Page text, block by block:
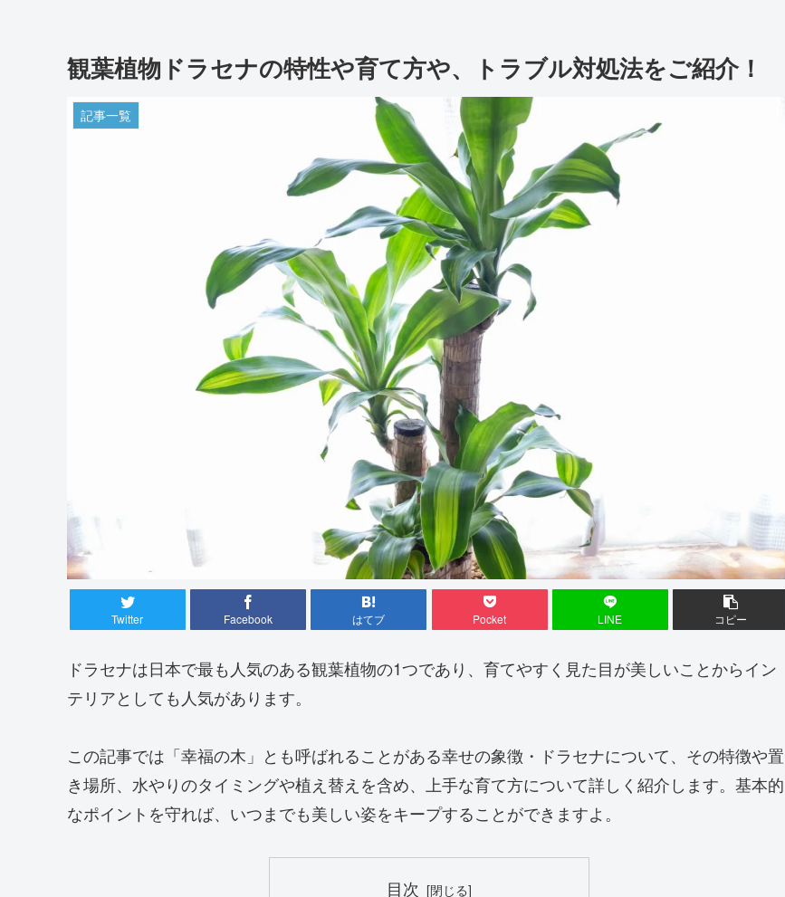
観葉植物ドラセナの特性や育て方や、トラブル対処法をご紹介！
記事一覧
Twitter Facebook はてブ Pocket LINE コピー
ドラセナは日本で最も人気のある観葉植物の1つであり、育てやすく見た目が美しいことからイン
テリアとしても人気があります。
この記事では「幸福の木」とも呼ばれることがある幸せの象徴・ドラセナについて、その特徴や置
き場所、水やりのタイミングや植え替えを含め、上手な育て方について詳しく紹介します。基本的
なポイントを守れば、いつまでも美しい姿をキープすることができますよ。
目次